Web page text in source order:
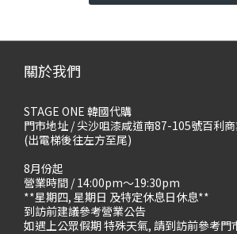
關於我們
STAGE ONE 韓國代購
門市地址 / 尖沙咀漆咸道南87-105號百利
(出電梯後往左方至尾)
8月份起
營業時間 / 14:00pm～19:30pm
**星期四, 星期日 及特定休息日休息**
到訪前建議參考營業公告
如遇上公眾假期 特殊天氣, 請到訪前參考門